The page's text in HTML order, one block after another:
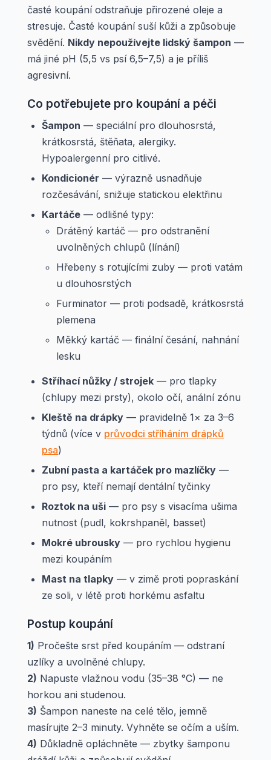
časté koupání odstraňuje přirozené oleje a
stresuje. Časté koupání suší kůži a způsobuje
svědění. Nikdy nepoužívejte lidský šampon —
má jiné pH (5,5 vs psí 6,5–7,5) a je příliš
agresivní.
Co potřebujete pro koupání a péči
Šampon — speciální pro dlouhosrstá,
krátkosrstá, štěňata, alergiky.
Hypoalergenní pro citlivé.
Kondicionér — výrazně usnadňuje
rozčesávání, snižuje statickou elektřinu
Kartáče — odlišné typy:
Drátěný kartáč — pro odstranění
uvolněných chlupů (línání)
Hřebeny s rotujícími zuby — proti vatám
u dlouhosrstých
Furminator — proti podsadě, krátkosrstá
plemena
Měkký kartáč — finální česání, nahnání
lesku
Stříhací nůžky / strojek — pro tlapky
(chlupy mezi prsty), okolo očí, anální zónu
Kleště na drápky — pravidelně 1× za 3–6
týdnů (více v průvodci stříháním drápků
psa)
Zubní pasta a kartáček pro mazlíčky —
pro psy, kteří nemají dentální tyčinky
Roztok na uši — pro psy s visacíma ušima
nutnost (pudl, kokrshpaněl, basset)
Mokré ubrousky — pro rychlou hygienu
mezi koupáním
Mast na tlapky — v zimě proti popraskání
ze soli, v létě proti horkému asfaltu
Postup koupání
1) Pročešte srst před koupáním — odstraní
uzlíky a uvolněné chlupy.
2) Napuste vlažnou vodu (35–38 °C) — ne
horkou ani studenou.
3) Šampon naneste na celé tělo, jemně
masírujte 2–3 minuty. Vyhněte se očím a uším.
4) Důkladně opláchněte — zbytky šamponu